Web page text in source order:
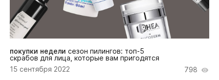
покупки недели сезон пилингов: топ-5
скрабов для лица, которые вам пригодятся
15 сентября 2022
798